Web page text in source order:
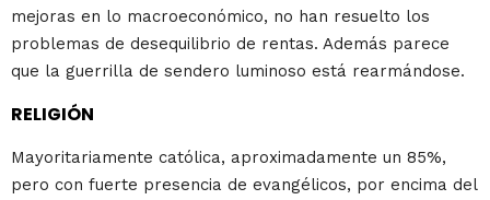
mejoras en lo macroeconómico, no han resuelto los
problemas de desequilibrio de rentas. Además parece
que la guerrilla de sendero luminoso está rearmándose.
RELIGIÓN
Mayoritariamente católica, aproximadamente un 85%,
pero con fuerte presencia de evangélicos, por encima del